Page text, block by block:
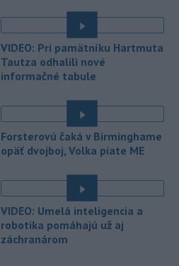
16:50 - V tesnej blízkosti
Vojenského technického a
skúšobného ústavu (VTSÚ) Záhorie
vypukol v sobotu popoludní lesný
požiar.
15:39 - Profesionálni hasiči z
Liptovského Mikuláša, Liptovského
Hrádku a Mengusoviec a dobrovoľní
hasiči z Važca, Východnej a Štrby
požiari humna v obci Važec v okrese
Liptovský Mikuláš.
15:32 - Vo veku 68 rokov zomrel
Jorge Messi, otec a zástupca
VIDEO: Pri pamätníku Hartmuta
Tautza odhalili nové
informačné tabule
Forsterovú čaká v Birminghame
opäť dvojboj, Volka piate ME
VIDEO: Umelá inteligencia a
robotika pomáhajú už aj
záchranárom